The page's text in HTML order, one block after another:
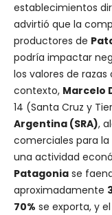
establecimientos
advirtió que la
productores de
podría impactar
los valores de razas
contexto, Marcelo
14 (Santa Cruz y
Argentina (SRA),
comerciales para
una actividad
Patagonia se
aproximadamente
70% se exporta, y el